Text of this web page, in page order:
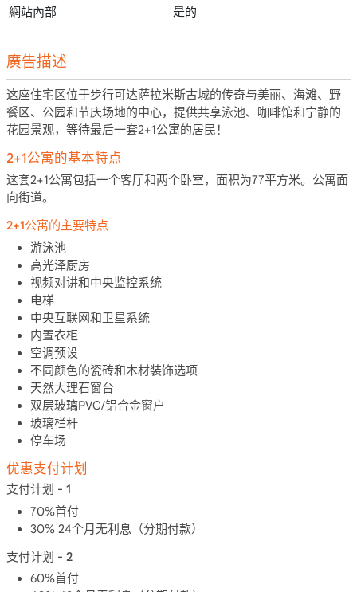
網站內部 是的
廣告描述
这座住宅区位于步行可达萨拉米斯古城的传奇与美丽、海滩、野
餐区、公园和节庆场地的中心，提供共享泳池、咖啡馆和宁静的
花园景观，等待最后一套2+1公寓的居民！
2+1公寓的基本特点
这套2+1公寓包括一个客厅和两个卧室，面积为77平方米。公寓面
向街道。
2+1公寓的主要特点
游泳池
高光泽厨房
视频对讲和中央监控系统
电梯
中央互联网和卫星系统
内置衣柜
空调预设
不同颜色的瓷砖和木材装饰选项
天然大理石窗台
双层玻璃PVC/铝合金窗户
玻璃栏杆
停车场
优惠支付计划
支付计划 - 1
70%首付
30% 24个月无利息（分期付款）
支付计划 - 2
60%首付